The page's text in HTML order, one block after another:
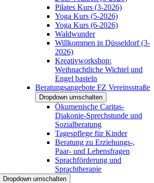
Pilates Kurs (3-2026)
Yoga Kurs (5-2026)
Yoga Kurs (6-2026)
Waldwunder
Willkommen in Düsseldorf (3-
2026)
Kreativworkshop:
Weihnachtliche Wichtel und
Engel basteln
Beratungsangebote FZ Vereinsstraße
Dropdown umschalten
Ökumenische Caritas-
Diakonie-Sprechstunde und
Sozialberatung
Tagespflege für Kinder
Beratung zu Erziehungs-,
Paar- und Lebensfragen
Sprachförderung und
Sprachtherapie
Dropdown umschalten